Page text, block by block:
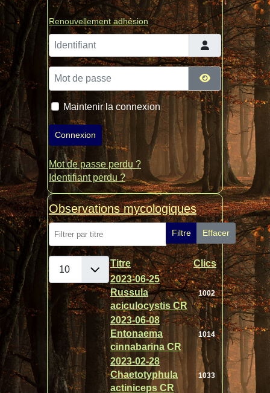
Renouvellement adhésion
Identifiant
Mot de passe
Afficher le
Maintenir la connexion
Connexion
Mot de passe perdu ?
Identifiant perdu ?
Observations mycologiques
Filtrer par titre Filtre Effacer
Articles
Titre
Clics
2023-06-25
Russula
aciculocystis CR
1002
2023-06-08
Entonaema
cinnabarina CR
1014
2023-02-28
Chaetotyphula
actiniceps CR
1033